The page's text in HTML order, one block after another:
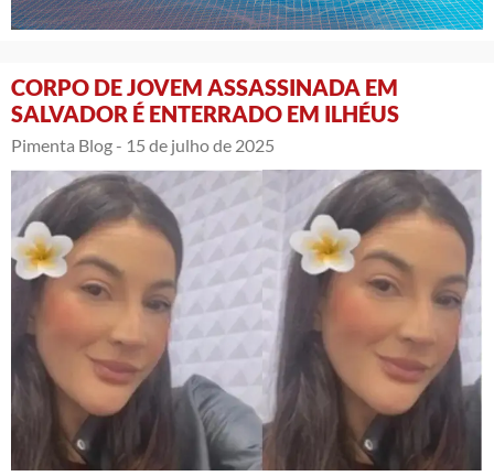
CORPO DE JOVEM ASSASSINADA EM
SALVADOR É ENTERRADO EM ILHÉUS
Pimenta Blog - 15 de julho de 2025